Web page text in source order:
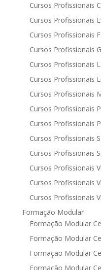
Cursos Profissionais
Cursos Profissionais
Cursos Profissionais
Cursos Profissionais
Cursos Profissionais
Cursos Profissionais
Cursos Profissionais
Cursos Profissionais
Cursos Profissionais
Cursos Profissionais
Cursos Profissionais
Cursos Profissionais
Cursos Profissionais
Cursos Profissionais
Formação Modular
Formação Modular
Formação Modular
Formação Modular
Formação Modular